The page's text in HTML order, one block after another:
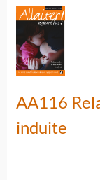
AA116
induite